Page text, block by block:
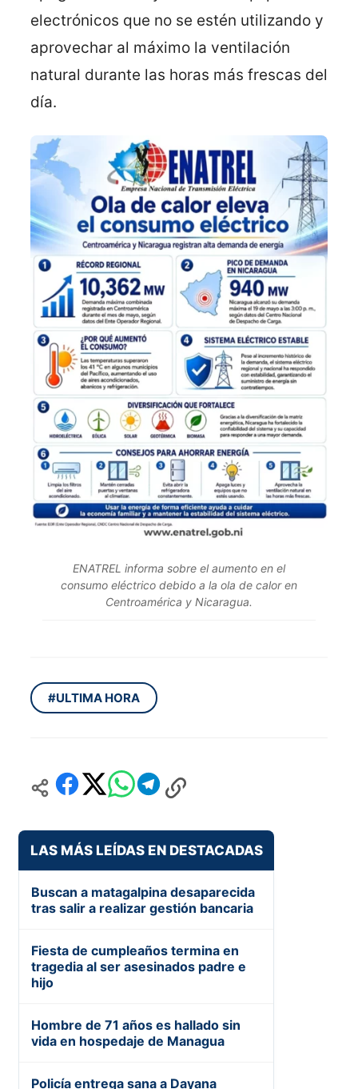
electrónicos que no se estén utilizando y
aprovechar al máximo la ventilación
natural durante las horas más frescas del
día.
ENATREL informa sobre el aumento en el
consumo eléctrico debido a la ola de calor en
Centroamérica y Nicaragua.
#ULTIMA HORA
LAS MÁS LEÍDAS EN DESTACADAS
Buscan a matagalpina desaparecida
tras salir a realizar gestión bancaria
Fiesta de cumpleaños termina en
tragedia al ser asesinados padre e
hijo
Hombre de 71 años es hallado sin
vida en hospedaje de Managua
Policía entrega sana a Dayana